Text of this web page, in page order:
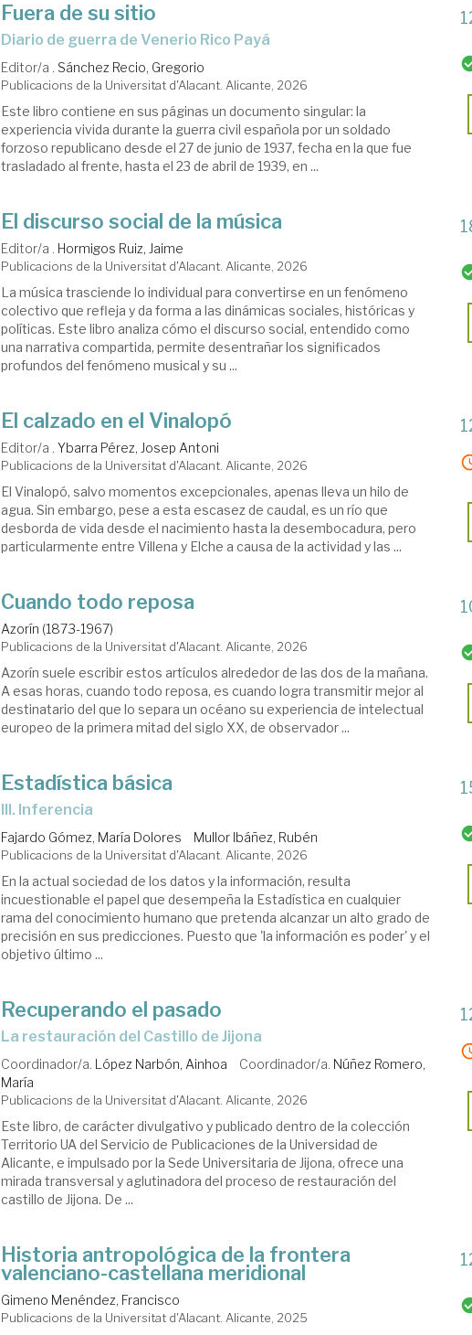
Fuera de su sitio
Diario de guerra de Venerio Rico Payá
Editor/a . Sánchez Recio, Gregorio
Publicacions de la Universitat d'Alacant. Alicante, 2026
Este libro contiene en sus páginas un documento singular: la
experiencia vivida durante la guerra civil española por un soldado
forzoso republicano desde el 27 de junio de 1937, fecha en la que fue
trasladado al frente, hasta el 23 de abril de 1939, en ...
El discurso social de la música
Editor/a . Hormigos Ruiz, Jaime
Publicacions de la Universitat d'Alacant. Alicante, 2026
La música trasciende lo individual para convertirse en un fenómeno
colectivo que refleja y da forma a las dinámicas sociales, históricas y
políticas. Este libro analiza cómo el discurso social, entendido como
una narrativa compartida, permite desentrañar los significados
profundos del fenómeno musical y su ...
El calzado en el Vinalopó
Editor/a .Ybarra Pérez, Josep Antoni
Publicacions de la Universitat d'Alacant. Alicante, 2026
El Vinalopó, salvo momentos excepcionales, apenas lleva un hilo de
agua. Sin embargo, pese a esta escasez de caudal, es un río que
desborda de vida desde el nacimiento hasta la desembocadura, pero
particularmente entre Villena y Elche a causa de la actividad y las ...
Cuando todo reposa
Azorín (1873-1967)
Publicacions de la Universitat d'Alacant. Alicante, 2026
Azorín suele escribir estos artículos alrededor de las dos de la mañana.
A esas horas, cuando todo reposa, es cuando logra transmitir mejor al
destinatario del que lo separa un océano su experiencia de intelectual
europeo de la primera mitad del siglo XX, de observador ...
Estadística básica
III. Inferencia
Fajardo Gómez, María Dolores Mullor Ibáñez, Rubén
Publicacions de la Universitat d'Alacant. Alicante, 2026
En la actual sociedad de los datos y la información, resulta
incuestionable el papel que desempeña la Estadística en cualquier
rama del conocimiento humano que pretenda alcanzar un alto grado de
precisión en sus predicciones. Puesto que 'la información es poder' y el
objetivo último ...
Recuperando el pasado
La restauración del Castillo de Jijona
Coordinador/a. López Narbón, Ainhoa Coordinador/a. Núñez Romero,
María
Publicacions de la Universitat d'Alacant. Alicante, 2026
Este libro, de carácter divulgativo y publicado dentro de la colección
Territorio UA del Servicio de Publicaciones de la Universidad de
Alicante, e impulsado por la Sede Universitaria de Jijona, ofrece una
mirada transversal y aglutinadora del proceso de restauración del
castillo de Jijona. De ...
Historia antropológica de la frontera
valenciano-castellana meridional
Gimeno Menéndez, Francisco
Publicacions de la Universitat d'Alacant. Alicante, 2025